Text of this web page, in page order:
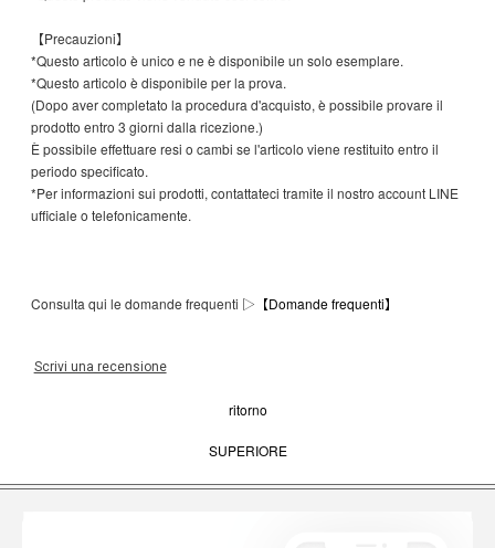
【Precauzioni】
*Questo articolo è unico e ne è disponibile un solo esemplare.
*Questo articolo è disponibile per la prova.
(Dopo aver completato la procedura d'acquisto, è possibile provare il
prodotto entro 3 giorni dalla ricezione.)
È possibile effettuare resi o cambi se l'articolo viene restituito entro il
periodo specificato.
*Per informazioni sui prodotti, contattateci tramite il nostro account LINE
ufficiale o telefonicamente.
Consulta qui le domande frequenti ▷ 【Domande frequenti】
Scrivi una recensione
ritorno
SUPERIORE